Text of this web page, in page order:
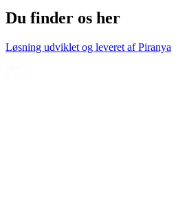
Du finder os her
Løsning udviklet og leveret afPiranya